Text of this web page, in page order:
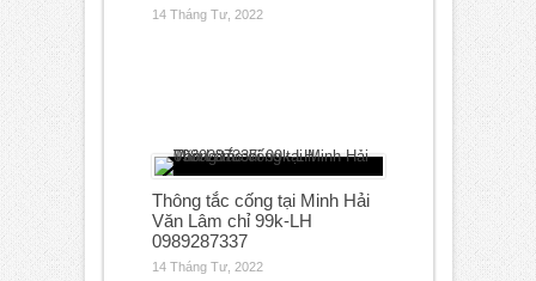
14 Tháng Tư, 2022
Thông tắc cống tại Minh Hải
Văn Lâm chỉ 99k-LH
0989287337
14 Tháng Tư, 2022